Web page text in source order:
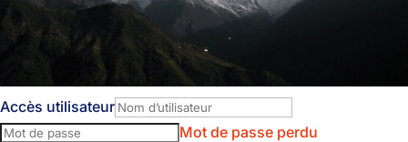
Accès utilisateur
Mot de passe perdu